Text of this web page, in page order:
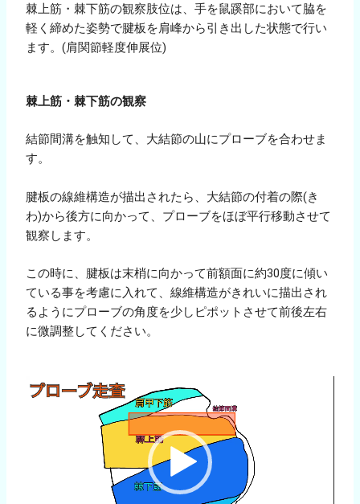
棘上筋・棘下筋の観察肢位は、手を鼠蹊部において脇を
軽く締めた姿勢で腱板を肩峰から引き出した状態で行い
ます。(肩関節軽度伸展位)
棘上筋・棘下筋の観察
結節間溝を触知して、大結節の山にプローブを合わせま
す。
腱板の線維構造が描出されたら、大結節の付着の際(き
わ)から後方に向かって、プローブをほぼ平行移動させて
観察します。
この時に、腱板は末梢に向かって前額面に約30度に傾い
ている事を考慮に入れて、線維構造がきれいに描出され
るようにプローブの角度を少しピポットさせて前後左右
に微調整してください。
動